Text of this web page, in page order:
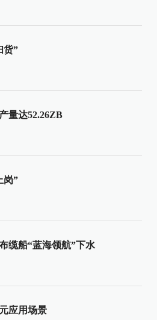
货”
量达52.26ZB
岗”
缆船“蓝海领航”下水
应用场景